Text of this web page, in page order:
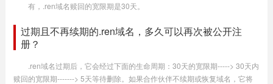
有，.ren域名赎回的宽限期是30天。
过期且不再续期的.ren域名，多久可以再次被公开注
册？
.ren域名过期后，它会经过下面的生命周期：30天的宽限期-----> 30天内
赎回的宽限期-------> 5天等待删除。如果合作伙伴不续期或恢复域名，它将